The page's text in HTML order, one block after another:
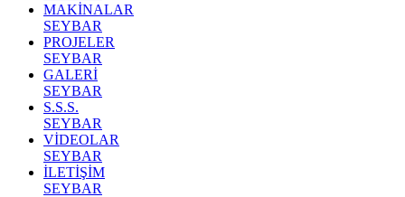
MAKİNALAR
SEYBAR
PROJELER
SEYBAR
GALERİ
SEYBAR
S.S.S.
SEYBAR
VİDEOLAR
SEYBAR
İLETİŞİM
SEYBAR